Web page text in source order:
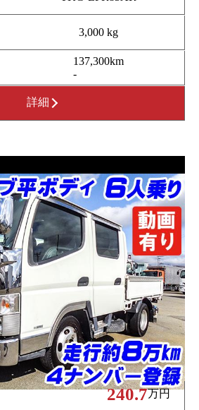
3,000 kg
137,300km
-
詳細
240.7万円